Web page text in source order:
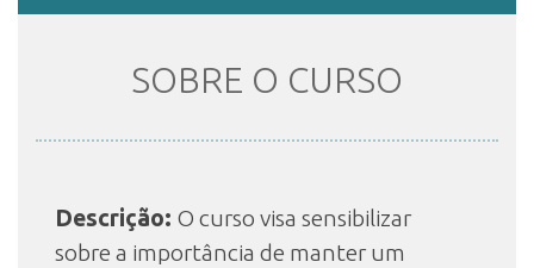
INSCRIÇÃO E SELEÇÃO
SOBRE O CURSO
Descrição: O curso visa sensibilizar
sobre a importância de manter um